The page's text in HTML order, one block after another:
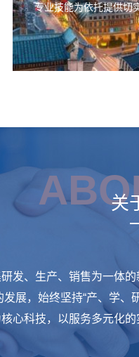
专业技能为依托提供切
关
发、生产、销售为一体
展，始终坚持“产、学
心科技，以服务多元化